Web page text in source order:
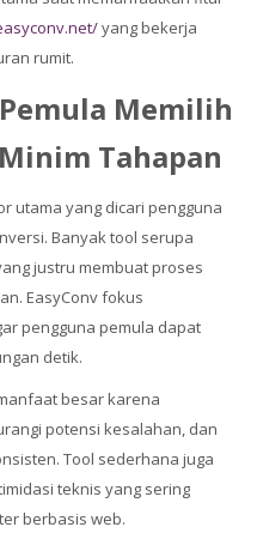
yang bekerja
rumit.
Memilih
Tahapan
utama yang dicari pengguna
Banyak tool serupa
justru membuat proses
EasyConv fokus
pengguna pemula dapat
detik.
besar karena
potensi kesalahan, dan
Tool sederhana juga
teknis yang sering
berbasis web.